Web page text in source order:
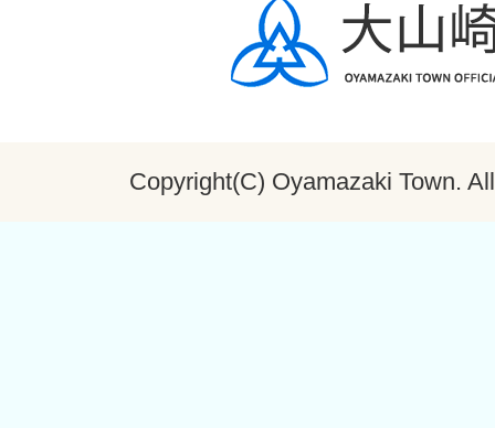
Copyright(C) Oyamazaki Town.